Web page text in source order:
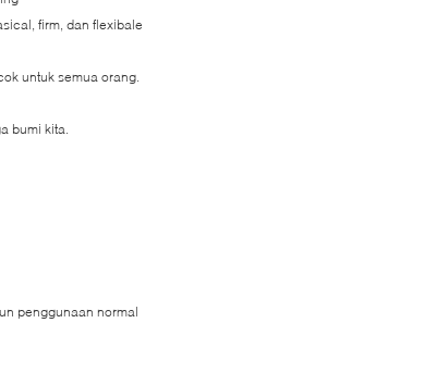
firm, dan flexibale
untuk semua orang.
bumi kita.
penggunaan normal